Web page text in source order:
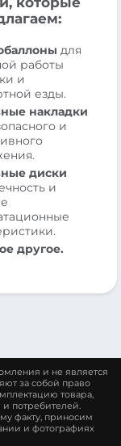
для
работы
и
езды.
накладки
и
диски
и
другое.
и не является
за собой право
товара,
потребителей.
факту, приносим
и фотографиях